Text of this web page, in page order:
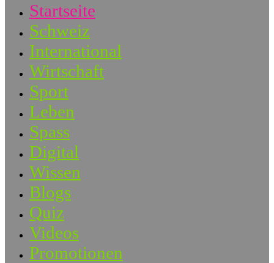
Startseite
Schweiz
International
Wirtschaft
Sport
Leben
Spass
Digital
Wissen
Blogs
Quiz
Videos
Promotionen